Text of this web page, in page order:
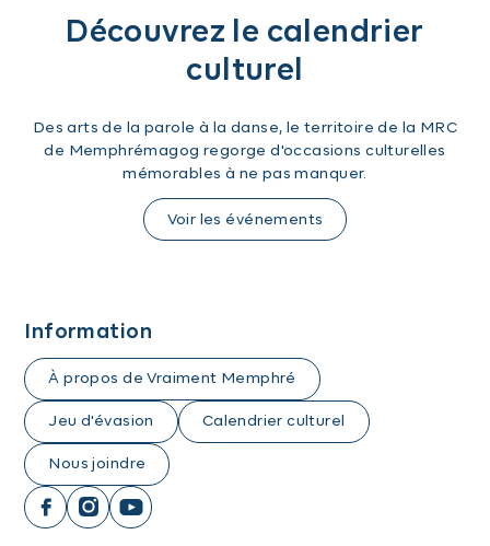
Découvrez le calendrier
culturel
Des arts de la parole à la danse, le territoire de la MRC
de Memphrémagog regorge d'occasions culturelles
mémorables à ne pas manquer.
Voir les événements
Information
À propos de Vraiment Memphré
Jeu d'évasion Calendrier culturel
Nous joindre